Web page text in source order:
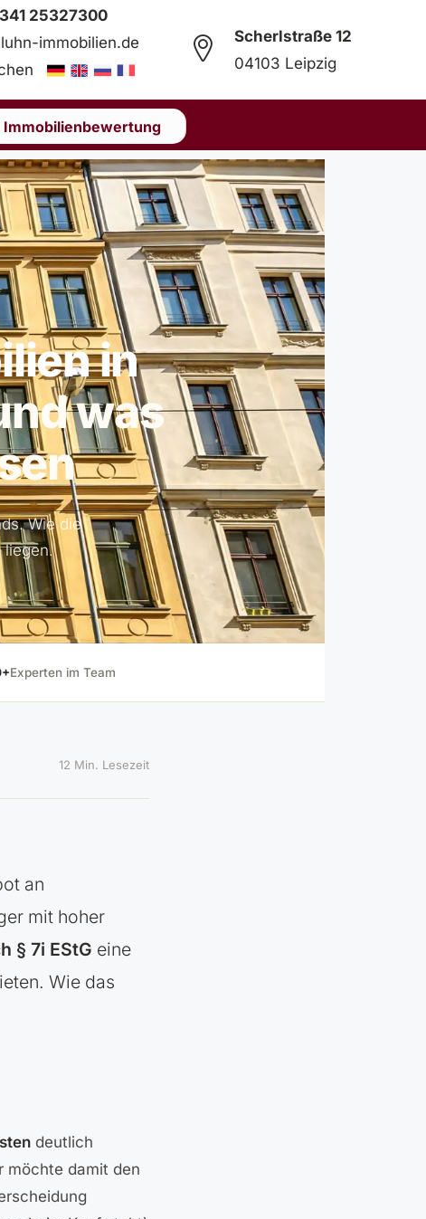
25327300
immobilien.de
Scherlstraße 12
04103 Leipzig
in
was
Wie die
liegen.
Experten im Team
12 Min. Lesezeit
an
mit hoher
§ 7i EStG eine
Wie das
deutlich
möchte damit den